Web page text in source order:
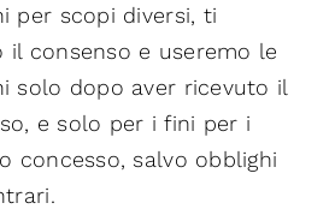
per scopi diversi, ti
il consenso e useremo le
solo dopo aver ricevuto il
e solo per i fini per i
concesso, salvo obblighi